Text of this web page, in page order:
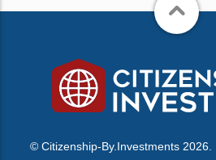
© Citizenship-By.Investments